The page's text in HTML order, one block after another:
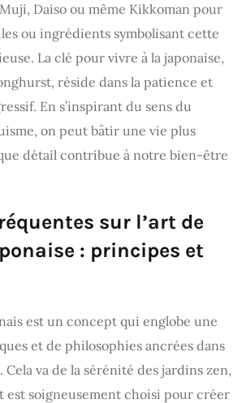
Daiso ou même Kikkoman pour
ou ingrédients symbolisant cette
La clé pour vivre à la japonaise,
réside dans la patience et
En s’inspirant du sens du
on peut bâtir une vie plus
détail contribue à notre bien-être
sur l’art de
: principes et
est un concept qui englobe une
et de philosophies ancrées dans
va de la sérénité des jardins zen,
est soigneusement choisi pour créer